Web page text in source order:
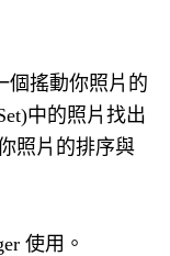
個搖動你照片的
中的照片找出
照片的排序與
使用。